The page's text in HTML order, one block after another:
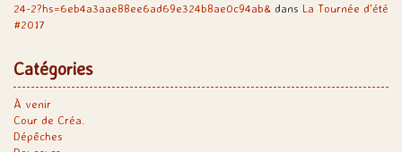
24-2?hs=6eb4a3aae88ee6ad69e324b8ae0c94ab& dans La Tournée d’été
#2017
Catégories
À venir
Cour de Créa.
Dépêches